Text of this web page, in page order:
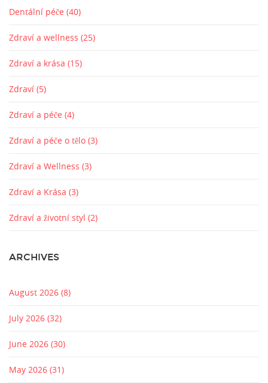
Dentální péče (40)
Zdraví a wellness (25)
Zdraví a krása (15)
Zdraví (5)
Zdraví a péče (4)
Zdraví a péče o tělo (3)
Zdraví a Wellness (3)
Zdraví a Krása (3)
Zdraví a životní styl (2)
ARCHIVES
August 2026 (8)
July 2026 (32)
June 2026 (30)
May 2026 (31)